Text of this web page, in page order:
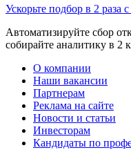
Ускорьте подбор в 2 раза
Автоматизируйте сбор
собирайте аналитику в 2
О компании
Наши вакансии
Партнерам
Реклама на сайте
Новости и статьи
Инвесторам
Кандидаты по